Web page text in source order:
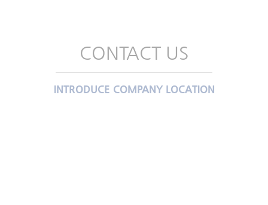
CONTACT US
INTRODUCE COMPANY LOCATION